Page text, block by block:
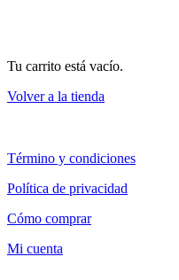
Tu carrito está vacío.
Volver a la tienda
Término y condiciones
Política de privacidad
Cómo comprar
Mi cuenta